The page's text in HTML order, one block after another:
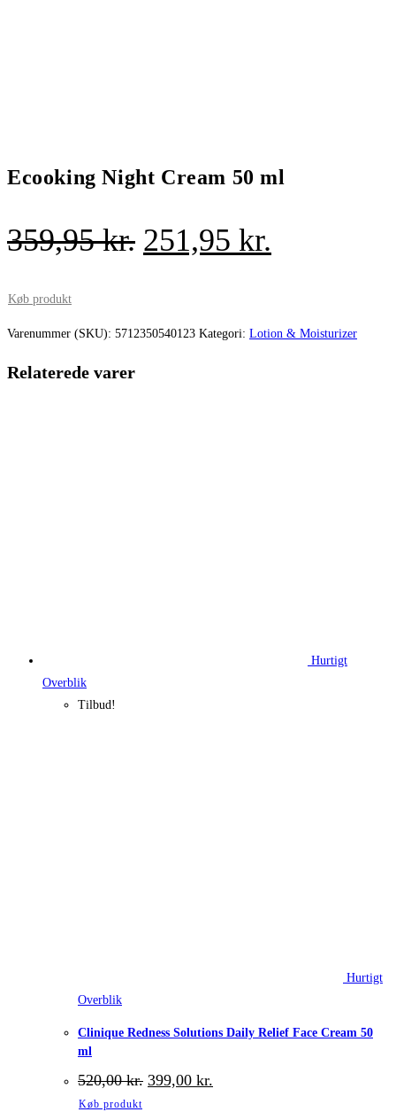
Ecooking Night Cream 50 ml
359,95kr. Den
var:
251,95 kr.
er:
Køb produkt
Varenummer (SKU): 5712350540123 Kategori: Lotion & Moisturizer
Relaterede varer
Hurtigt
Overblik
Tilbud!
Hurtigt
Overblik
Clinique Redness Solutions Daily Relief Face Cream 50
ml
520,00kr. Den
oprindelige
399,00 kr.
Køb produkt